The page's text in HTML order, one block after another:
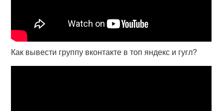
Как вывести группу вконтакте в топ яндекс и гугл?